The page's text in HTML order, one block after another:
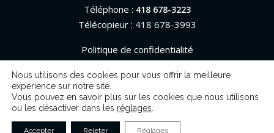
Téléphone : 418 678-3223
Télécopieur : 418 678-3993
Politique de confidentialité
© 2026 Hydralfor. Tous droits réservés.
Nous utilisons des cookies pour vous offrir la meilleure
expérience sur notre site.
Vous pouvez en savoir plus sur les cookies que nous utilisons
ou les désactiver dans les réglages
Accepter Rejeter Réglages